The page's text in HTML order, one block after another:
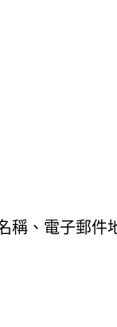
稱、電子郵件